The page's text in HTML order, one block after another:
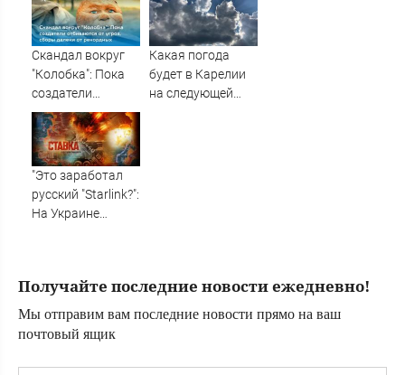
в зоне СВО
Скандал вокруг
"Колобка": Пока
создатели
отбиваются от
угроз, сборы
далеки от
рекордных
Какая погода
будет в Карелии
на следующей
"Это заработал
русский "Starlink?":
На Украине
попаданий по
Новости СВО,
военные сводки -
интерактивная
Получайте последние новости ежедневно!
Мы отправим вам последние новости прямо на ваш
почтовый ящик